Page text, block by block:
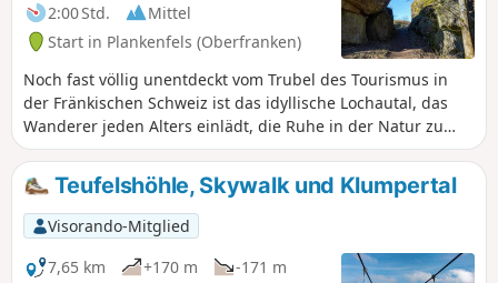
2:00 Std.
Mittel
Start in Plankenfels (Oberfranken)
Noch fast völlig unentdeckt vom Trubel des Tourismus in
der Fränkischen Schweiz ist das idyllische Lochautal, das
Wanderer jeden Alters einlädt, die Ruhe in der Natur zu
genießen. Das Lochautal mit seinen ausgeprägten Auen
und vielfältigen Biotopen gehört zu den längsten Tälern der
Fränkischen Alb, die noch nicht besiedelt oder durch
Verkehrswege zerschnitten sind. An seiner Flanke liegt das
Felsmassiv Plankenstein, von dem aus man eine herrliche
Rundumsicht hat.
Teufelshöhle, Skywalk und Klumpertal
Visorando-Mitglied
7,65 km
+170 m
-171 m